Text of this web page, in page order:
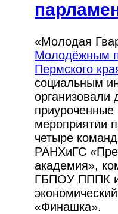
«Молодая
Молодёжным
Пермского
социальным
организовали
мероприятии
четыре
РАНХиГС
академия»,
ГБПОУ ПППК
«Финашка».